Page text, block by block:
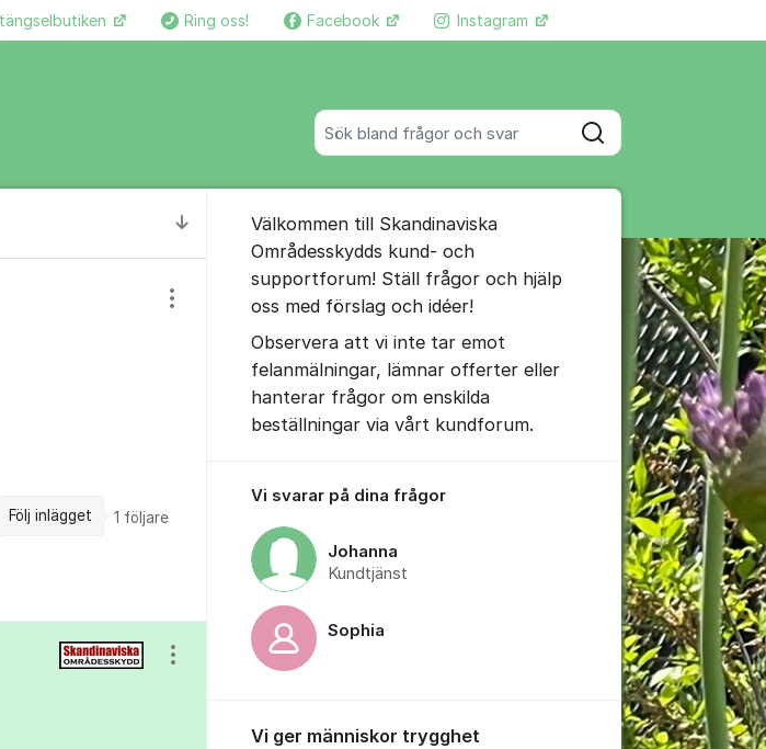
Sök bland alla inlägg
Sök
Ring oss! Facebook Instagram Fler supportlänkar
Till senaste kommentaren
Visa/dölj inställningar för inlägg/kommentar
Följ inlägget 1 följare
Visa/dölj inställningar för inlägg/kommentar
Välkommen till Skandinaviska
Områdesskydds kund- och
supportforum! Ställ frågor och hjälp
oss med förslag och idéer!
Observera att vi inte tar emot
felanmälningar, lämnar offerter eller
hanterar frågor om enskilda
beställningar via vårt kundforum.
Vi svarar på dina frågor
Johanna
Kundtjänst
Sophia
Vi ger människor trygghet